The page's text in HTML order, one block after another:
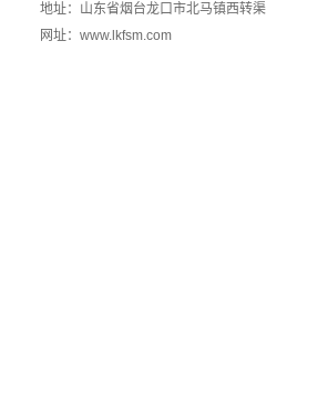
地址：山东省烟台龙口市北马镇西转渠
网址：www.lkfsm.com